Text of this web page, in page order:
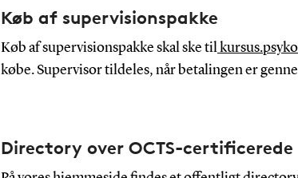
Køb af supervisionspakke
Køb af supervisionspakke skal ske til
købe. Supervisor tildeles, når betalingen er
Directory over OCTS-certificerede